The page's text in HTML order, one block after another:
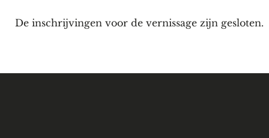
De inschrijvingen voor de vernissage zijn gesloten.